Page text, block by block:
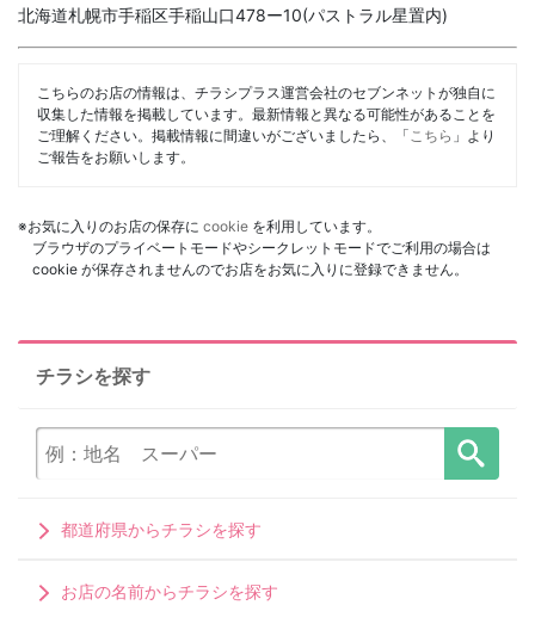
北海道札幌市手稲区手稲山口478ー10(パストラル星置内)
こちらのお店の情報は、チラシプラス運営会社のセブンネットが独自に
収集した情報を掲載しています。最新情報と異なる可能性があることを
ご理解ください。掲載情報に間違いがございましたら、「 こちら 」より
ご報告をお願いします。
※お気に入りのお店の保存に cookie を利用しています。
ブラウザのプライベートモードやシークレットモードでご利用の場合は
cookie が保存されませんのでお店をお気に入りに登録できません。
チラシを探す
都道府県からチラシを探す
お店の名前からチラシを探す